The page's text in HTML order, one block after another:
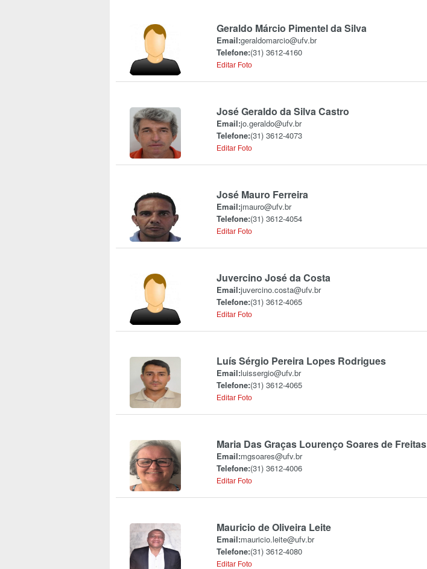
Geraldo Márcio Pimentel da Silva
Email:geraldomarcio@ufv.br
Telefone:(31) 3612-4160
Editar Foto
José Geraldo da Silva Castro
Email:jo.geraldo@ufv.br
Telefone:(31) 3612-4073
Editar Foto
José Mauro Ferreira
Email:jmauro@ufv.br
Telefone:(31) 3612-4054
Editar Foto
Juvercino José da Costa
Email:juvercino.costa@ufv.br
Telefone:(31) 3612-4065
Editar Foto
Luís Sérgio Pereira Lopes Rodrigues
Email:luissergio@ufv.br
Telefone:(31) 3612-4065
Editar Foto
Maria Das Graças Lourenço Soares de Freitas
Email:mgsoares@ufv.br
Telefone:(31) 3612-4006
Editar Foto
Mauricio de Oliveira Leite
Email:mauricio.leite@ufv.br
Telefone:(31) 3612-4080
Editar Foto